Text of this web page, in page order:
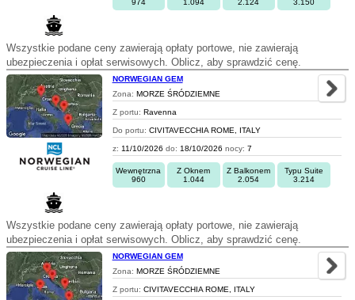
974 1.094 2.124 3.150
Wszystkie podane ceny zawierają opłaty portowe, nie zawierają
ubezpieczenia i opłat serwisowych. Oblicz, aby sprawdzić cenę.
NORWEGIAN GEM
Zona: MORZE ŚRÓDZIEMNE
Z portu: Ravenna
Do portu: CIVITAVECCHIA ROME, ITALY
z: 11/10/2026 do: 18/10/2026 nocy: 7
Wewnętrzna
960
Z Oknem
1.044
Z Balkonem
2.054
Typu Suite
3.214
Wszystkie podane ceny zawierają opłaty portowe, nie zawierają
ubezpieczenia i opłat serwisowych. Oblicz, aby sprawdzić cenę.
NORWEGIAN GEM
Zona: MORZE ŚRÓDZIEMNE
Z portu: CIVITAVECCHIA ROME, ITALY